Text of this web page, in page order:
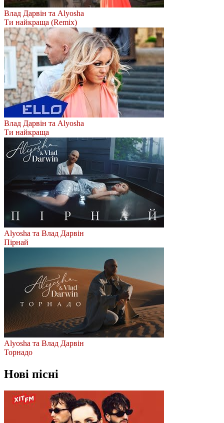
Влад Дарвін та Alyosha
Ти найкраща (Remix)
Влад Дарвін та Alyosha
Ти найкраща
Alyosha та Влад Дарвін
Пірнай
Alyosha та Влад Дарвін
Торнадо
Нові пісні